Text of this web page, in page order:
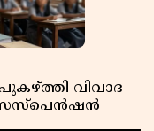
വിവാദ
സസ്പെൻഷൻ